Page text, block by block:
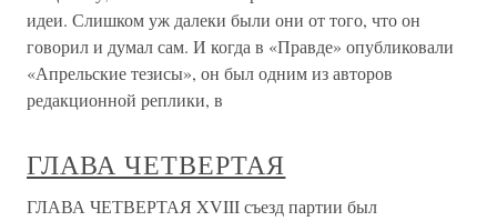
идеи. Слишком уж далеки были они от того, что он
говорил и думал сам. И когда в «Правде» опубликовали
«Апрельские тезисы», он был одним из авторов
редакционной реплики, в
ГЛАВА ЧЕТВЕРТАЯ
ГЛАВА ЧЕТВЕРТАЯ XVIII съезд партии был